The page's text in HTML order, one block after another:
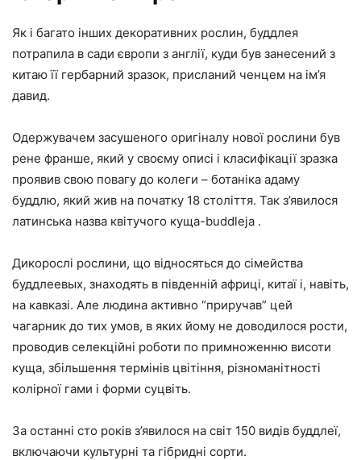
Як і багато інших декоративних рослин, буддлея
потрапила в сади європи з англії, куди був занесений з
китаю її гербарний зразок, присланий ченцем на ім’я
давид.
Одержувачем засушеного оригіналу нової рослини був
рене франше, який у своєму описі і класифікації зразка
проявив свою повагу до колеги – ботаніка адаму
буддлю, який жив на початку 18 століття. Так з’явилося
латинська назва квітучого куща-buddleja .
Дикорослі рослини, що відносяться до сімейства
буддлеевых, знаходять в південній африці, китаї і, навіть,
на кавказі. Але людина активно “приручав” цей
чагарник до тих умов, в яких йому не доводилося рости,
проводив селекційні роботи по примноженню висоти
куща, збільшення термінів цвітіння, різноманітності
колірної гами і форми суцвіть.
За останні сто років з’явилося на світ 150 видів буддлеї,
включаючи культурні та гібридні сорти.